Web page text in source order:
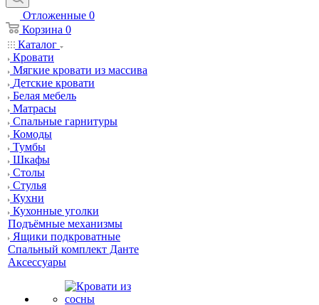
Отложенные 0
Корзина 0
Каталог
Кровати
Мягкие кровати из массива
Детские кровати
Белая мебель
Матрасы
Спальные гарнитуры
Комоды
Тумбы
Шкафы
Столы
Стулья
Кухни
Кухонные уголки
Подъёмные механизмы
Ящики подкроватные
Спальный комплект Данте
Аксессуары